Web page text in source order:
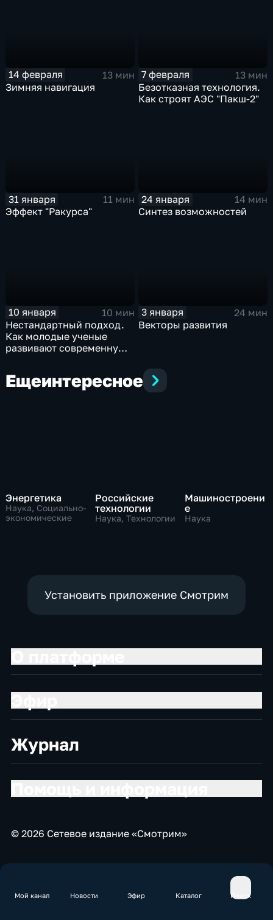
Мой канал Новости Эфир Каталог Поиск
14 февраля
13 мин
Зимняя навигация
7 февраля
13 мин
Безотказная технология.
Как строят АЭС "Пакш-2"
31 января
11 мин
Эффект "Ракурса"
24 января
14 мин
Синтез возможностей
10 января
10 мин
Нестандартный подход.
Как молодые ученые
развивают современную
3 января
24 мин
Векторы развития
Ещеинтересное
Энергетика
Наука, Социально-
экономические
Российские
технологии
Наука, Технологии
Машиностроени
е
Наука
Установить приложение Смотрим
Журнал
© 2026 Сетевое издание «Смотрим»